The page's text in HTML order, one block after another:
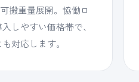
搬重量展開。協働ロ
しやすい価格帯で、
対応します。